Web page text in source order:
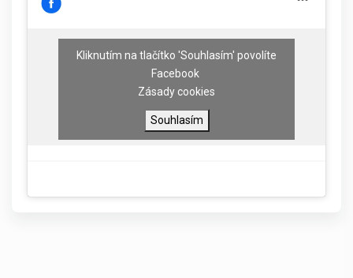
Kliknutím na tlačítko 'Souhlasím' povolíte
Facebook
Zásady cookies
Souhlasím